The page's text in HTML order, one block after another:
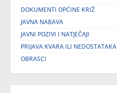
DOKUMENTI OPĆINE KRIŽ
JAVNA NABAVA
JAVNI POZIVI I NATJEČAJI
PRIJAVA KVARA ILI NEDOSTATAKA
OBRASCI